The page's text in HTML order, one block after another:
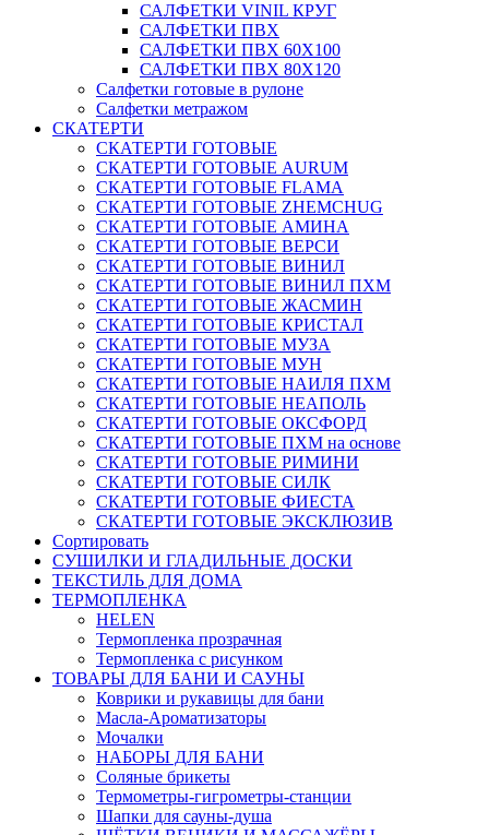
САЛФЕТКИ VINIL КРУГ
САЛФЕТКИ ПВХ
САЛФЕТКИ ПВХ 60Х100
САЛФЕТКИ ПВХ 80Х120
Салфетки готовые в рулоне
Салфетки метражом
СКАТЕРТИ
СКАТЕРТИ ГОТОВЫЕ
СКАТЕРТИ ГОТОВЫЕ AURUM
СКАТЕРТИ ГОТОВЫЕ FLAMA
СКАТЕРТИ ГОТОВЫЕ ZHEMCHUG
СКАТЕРТИ ГОТОВЫЕ АМИНА
СКАТЕРТИ ГОТОВЫЕ ВЕРСИ
СКАТЕРТИ ГОТОВЫЕ ВИНИЛ
СКАТЕРТИ ГОТОВЫЕ ВИНИЛ ПХМ
СКАТЕРТИ ГОТОВЫЕ ЖАСМИН
СКАТЕРТИ ГОТОВЫЕ КРИСТАЛ
СКАТЕРТИ ГОТОВЫЕ МУЗА
СКАТЕРТИ ГОТОВЫЕ МУН
СКАТЕРТИ ГОТОВЫЕ НАИЛЯ ПХМ
СКАТЕРТИ ГОТОВЫЕ НЕАПОЛЬ
СКАТЕРТИ ГОТОВЫЕ ОКСФОРД
СКАТЕРТИ ГОТОВЫЕ ПХМ на основе
СКАТЕРТИ ГОТОВЫЕ РИМИНИ
СКАТЕРТИ ГОТОВЫЕ СИЛК
СКАТЕРТИ ГОТОВЫЕ ФИЕСТА
СКАТЕРТИ ГОТОВЫЕ ЭКСКЛЮЗИВ
Сортировать
СУШИЛКИ И ГЛАДИЛЬНЫЕ ДОСКИ
ТЕКСТИЛЬ ДЛЯ ДОМА
ТЕРМОПЛЕНКА
HELEN
Термопленка прозрачная
Термопленка с рисунком
ТОВАРЫ ДЛЯ БАНИ И САУНЫ
Коврики и рукавицы для бани
Масла-Aроматизаторы
Мочалки
НАБОРЫ ДЛЯ БАНИ
Соляные брикеты
Термометры-гигрометры-станции
Шапки для сауны-душа